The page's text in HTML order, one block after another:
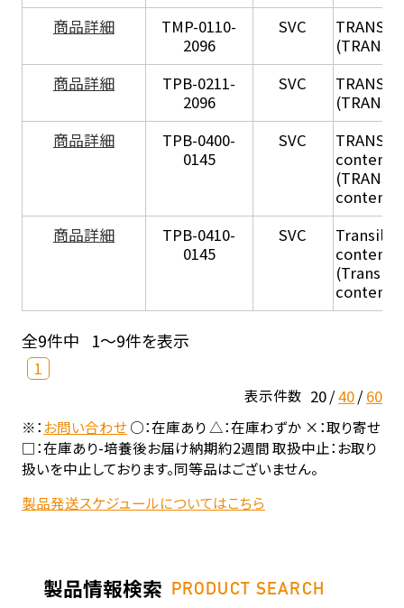
商品詳細
TMP-0110-
2096
SVC TRANSIL
商品詳細
TPB-0211-
2096
SVC TRANSIL
商品詳細
TPB-0400-
0145
SVC
content
content
商品詳細
TPB-0410-
0145
SVC
Transil
content
(Transil
content
全9件中 1～9件を表示
1
表示件数 20 40 60
※：お問い合わせ○：在庫あり △：在庫わずか ×：取り寄せ
□：在庫あり-培養後お届け納期約2週間 取扱中止：お取り
扱いを中止しております。同等品はございません。
製品発送スケジュールについてはこちら
製品情報検索 PRODUCT SEARCH